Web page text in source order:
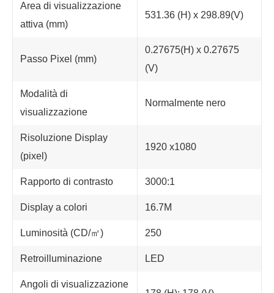
Area di visualizzazione
attiva (mm)
531.36 (H) x 298.89(V)
Passo Pixel (mm)
0.27675(H) x 0.27675
(V)
Modalità di
visualizzazione
Normalmente nero
Risoluzione Display
(pixel)
1920 x1080
Rapporto di contrasto 3000:1
Display a colori 16.7M
Luminosità (CD/㎡) 250
Retroilluminazione LED
Angoli di visualizzazione